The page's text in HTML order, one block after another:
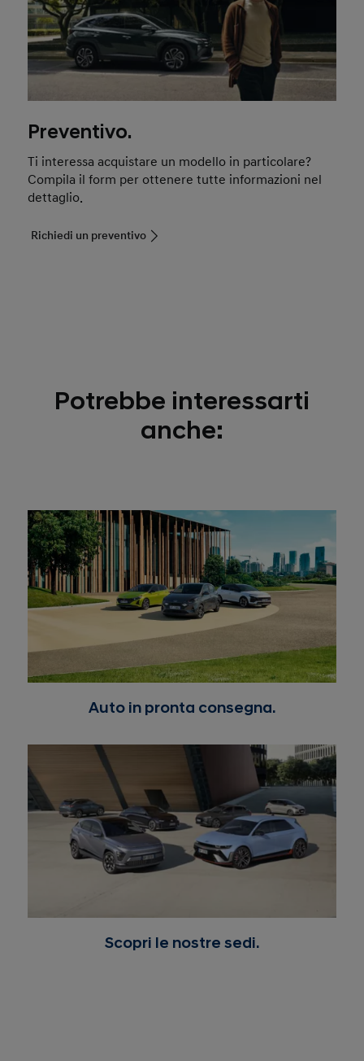
Preventivo.
Ti interessa acquistare un modello in particolare?
Compila il form per ottenere tutte informazioni nel
dettaglio.
Richiedi un preventivo
Potrebbe interessarti
anche:
Auto in pronta consegna.
Scopri le nostre sedi.